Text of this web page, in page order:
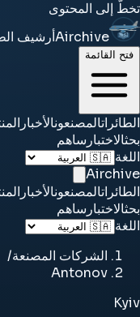
تخطَّ إلى المحتوى
Airchiveأرشيف
فتح القائمة
الطائراتالمصنعونالأخبار
بحثالاختبار ساهم
اللغة
Airchive
الطائراتالمصنعونالأخبار
بحثالاختبار ساهم
اللغة
الشركات المصنعة/
Antonov
Kyiv